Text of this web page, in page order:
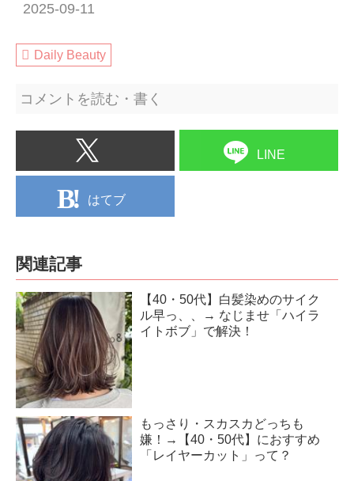
2025-09-11
Daily Beauty
コメントを読む・書く
LINE
はてブ
関連記事
【40・50代】白髪染めのサイク
ル早っ、、→ なじませ「ハイラ
イトボブ」で解決！
もっさり・スカスカどっちも
嫌！→【40・50代】におすすめ
「レイヤーカット」って？